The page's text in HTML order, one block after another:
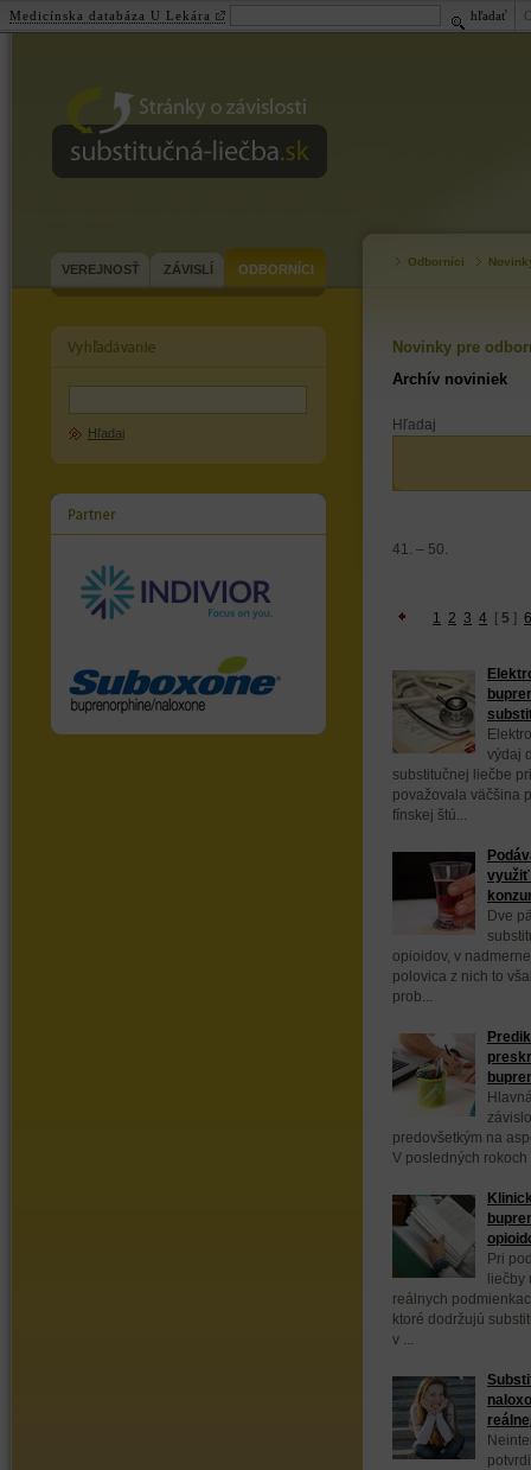
substitučná-liečba.sk
VEREJNOSŤ ZÁVISLÍ ODBORNÍCI
Hľadaj
Odborníci
Novinky pre
Archív noviniek
Hľadaj
41. – 50.
1 2 3 4 [ 5 ] 6
výdaj
substitučnej liečbe
považovala väčšina
fínskej štú...
využiť
Dve
opioidov, v
polovica z nich to
prob...
predovšetkým na
V posledných
Pri
liečby
reálnych
ktoré dodržujú
v ...
Medicínska databáza U Lekára hľadať